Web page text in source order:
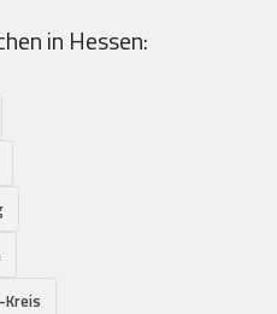
in Hessen: